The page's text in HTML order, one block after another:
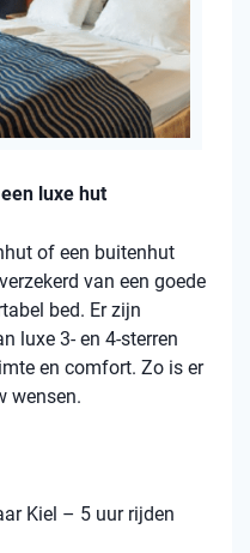
luxe hut
of een buitenhut
van een goede
bed. Er zijn
luxe 3- en 4-sterren
en comfort. Zo is er
wensen.
Kiel – 5 uur rijden